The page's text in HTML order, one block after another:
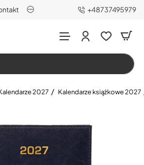
+48737495979
2027 Kalendarze książkowe 2027